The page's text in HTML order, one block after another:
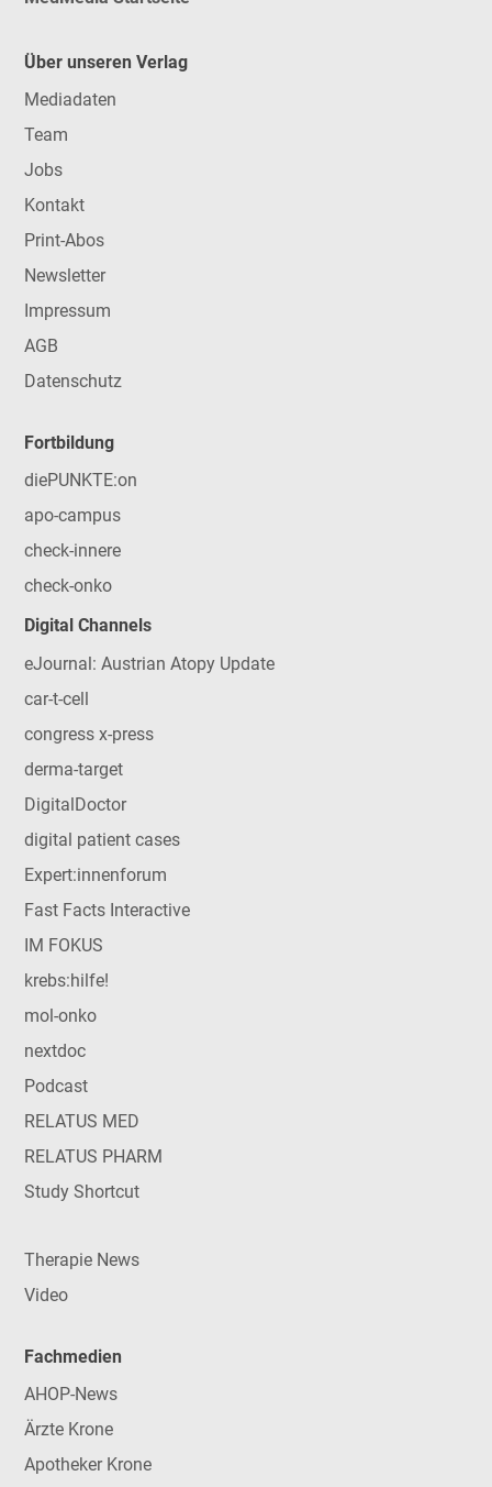
Über unseren Verlag
Mediadaten
Team
Jobs
Kontakt
Print-Abos
Newsletter
Impressum
AGB
Datenschutz
Fortbildung
diePUNKTE:on
apo-campus
check-innere
check-onko
Digital Channels
eJournal: Austrian Atopy Update
car-t-cell
congress x-press
derma-target
DigitalDoctor
digital patient cases
Expert:innenforum
Fast Facts Interactive
IM FOKUS
krebs:hilfe!
mol-onko
nextdoc
Podcast
RELATUS MED
RELATUS PHARM
Study Shortcut
Therapie News
Video
Fachmedien
AHOP-News
Ärzte Krone
Apotheker Krone